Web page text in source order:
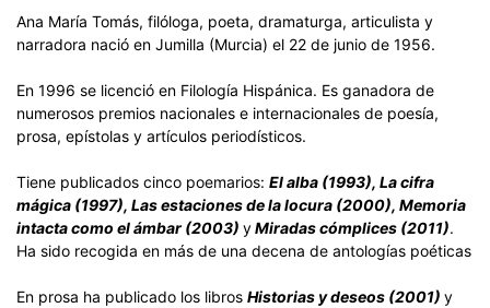
Ana María Tomás, filóloga, poeta, dramaturga, articulista y
narradora nació en Jumilla (Murcia) el 22 de junio de 1956.
En 1996 se licenció en Filología Hispánica. Es ganadora de
numerosos premios nacionales e internacionales de poesía,
prosa, epístolas y artículos periodísticos.
Tiene publicados cinco poemarios: El alba (1993), La cifra
mágica (1997), Las estaciones de la locura (2000), Memoria
intacta como el ámbar (2003) yMiradas cómplices (2011).
Ha sido recogida en más de una decena de antologías poéticas
En prosa ha publicado los libros Historias y deseos (2001) y